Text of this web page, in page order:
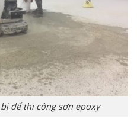
để thi công sơn epoxy